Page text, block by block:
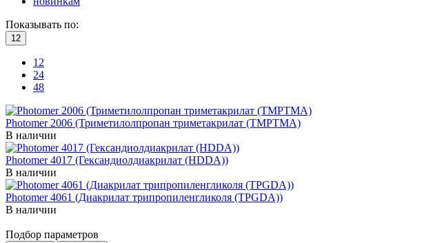
Показывать по:
12
12
24
48
Photomer 2006 (Триметилолпропан триметакрилат (TMPTMA)
В наличии
Photomer 4017 (Гександиолдиакрилат (HDDA))
В наличии
Photomer 4061 (Диакрилат трипропиленгликоля (TPGDA))
В наличии
Подбор параметров